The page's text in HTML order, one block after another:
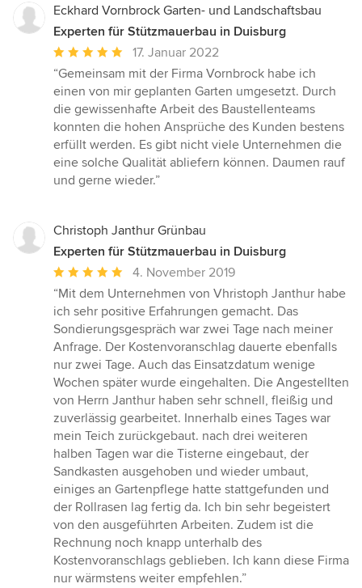
Eckhard Vornbrock Garten- und Landschaftsbau
Experten für Stützmauerbau in Duisburg
Durchschnittliche
Bewertung:
5
von
5
Sternen
17. Januar 2022
“Gemeinsam mit der Firma Vornbrock habe ich
einen von mir geplanten Garten umgesetzt. Durch
die gewissenhafte Arbeit des Baustellenteams
konnten die hohen Ansprüche des Kunden bestens
erfüllt werden. Es gibt nicht viele Unternehmen die
eine solche Qualität abliefern können. Daumen rauf
und gerne wieder.”
Christoph Janthur Grünbau
Experten für Stützmauerbau in Duisburg
Durchschnittliche
Bewertung:
5
von
5
Sternen
4. November 2019
“Mit dem Unternehmen von Vhristoph Janthur habe
ich sehr positive Erfahrungen gemacht. Das
Sondierungsgespräch war zwei Tage nach meiner
Anfrage. Der Kostenvoranschlag dauerte ebenfalls
nur zwei Tage. Auch das Einsatzdatum wenige
Wochen später wurde eingehalten. Die Angestellten
von Herrn Janthur haben sehr schnell, fleißig und
zuverlässig gearbeitet. Innerhalb eines Tages war
mein Teich zurückgebaut. nach drei weiteren
halben Tagen war die Tisterne eingebaut, der
Sandkasten ausgehoben und wieder umbaut,
einiges an Gartenpflege hatte stattgefunden und
der Rollrasen lag fertig da. Ich bin sehr begeistert
von den ausgeführten Arbeiten. Zudem ist die
Rechnung noch knapp unterhalb des
Kostenvoranschlags geblieben. Ich kann diese Firma
nur wärmstens weiter empfehlen.”